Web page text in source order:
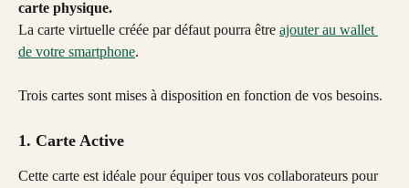
carte physique.
La carte virtuelle créée par défaut pourra être ajouter au wallet
de votre smartphone.
Trois cartes sont mises à disposition en fonction de vos besoins.
1. Carte Active
Cette carte est idéale pour équiper tous vos collaborateurs pour